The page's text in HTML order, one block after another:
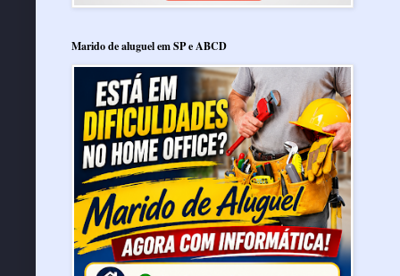
Marido de aluguel em SP e ABCD